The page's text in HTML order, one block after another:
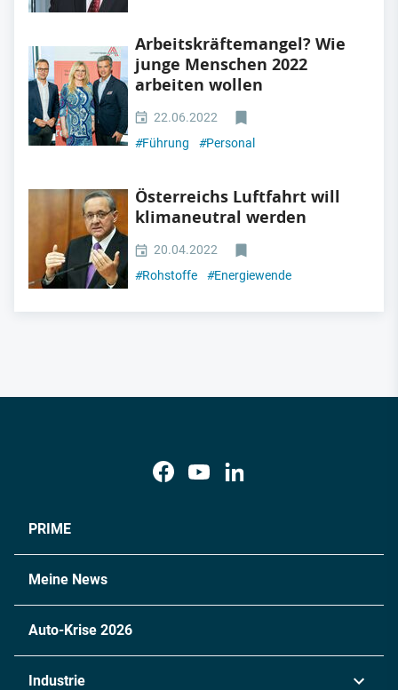
Arbeitskräftemangel? Wie
junge Menschen 2022
arbeiten wollen
22.06.2022
#Führung #Personal
Österreichs Luftfahrt will
klimaneutral werden
20.04.2022
#Rohstoffe #Energiewende
PRIME
Meine News
Auto-Krise 2026
Industrie